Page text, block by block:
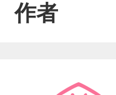
张俊美非凡的
作者